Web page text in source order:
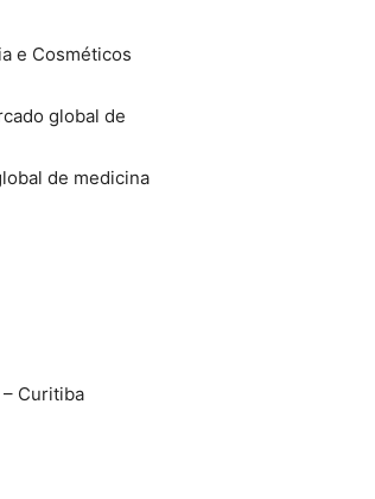
e Cosméticos
global de
de medicina
Curitiba